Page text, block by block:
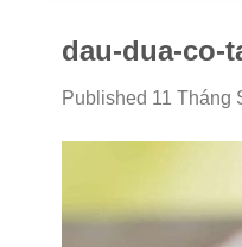
dau-dua-co-
Published 11 Tháng